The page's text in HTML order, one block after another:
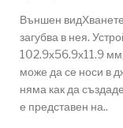
Външен
загубва в нея.
102.9х56.9х11.9
може да се носи в
няма как да
е представен на..